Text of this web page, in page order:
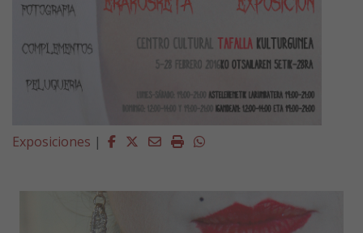
Exposiciones | Facebook
Twitter
EmailImprimirWhatsapp